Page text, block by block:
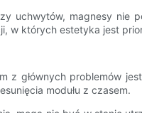
uchwytów, magnesy nie
w których estetyka jest
głównych problemów
modułu z czasem.